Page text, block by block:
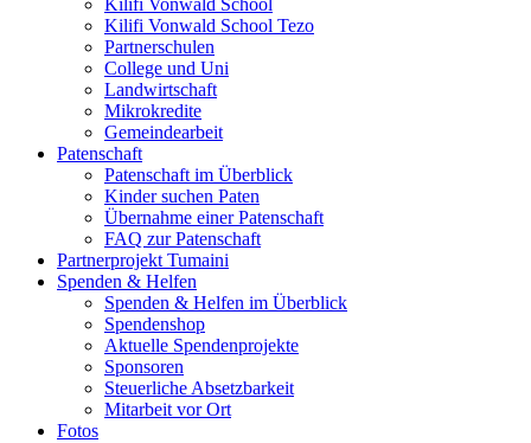
Kilifi Vonwald School
Kilifi Vonwald School Tezo
Partnerschulen
College und Uni
Landwirtschaft
Mikrokredite
Gemeindearbeit
Patenschaft
Patenschaft im Überblick
Kinder suchen Paten
Übernahme einer Patenschaft
FAQ zur Patenschaft
Partnerprojekt Tumaini
Spenden & Helfen
Spenden & Helfen im Überblick
Spendenshop
Aktuelle Spendenprojekte
Sponsoren
Steuerliche Absetzbarkeit
Mitarbeit vor Ort
Fotos